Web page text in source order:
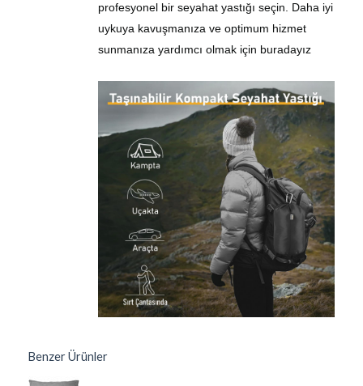
profesyonel bir seyahat yastığı seçin. Daha iyi
uykuya kavuşmanıza ve optimum hizmet
sunmanıza yardımcı olmak için buradayız
Benzer Ürünler